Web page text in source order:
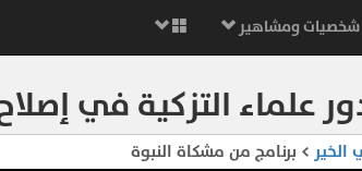
شخصيات ومشاهير
علماء التزكية في
الخير > برنامج من مشكاة النبوة